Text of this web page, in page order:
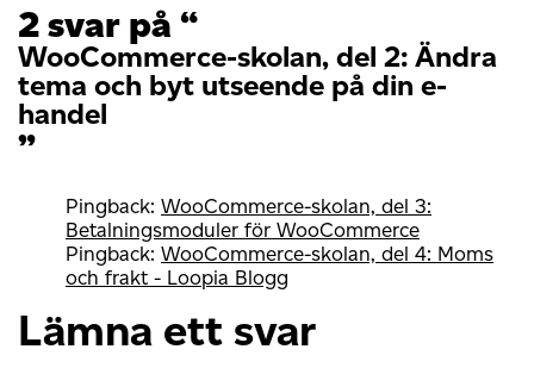
2 svar på “
WooCommerce-skolan, del 2: Ändra
tema och byt utseende på din e-
handel
”
Pingback: WooCommerce-skolan, del 3:
Betalningsmoduler för WooCommerce
Pingback: WooCommerce-skolan, del 4: Moms
och frakt - Loopia Blogg
Lämna ett svar